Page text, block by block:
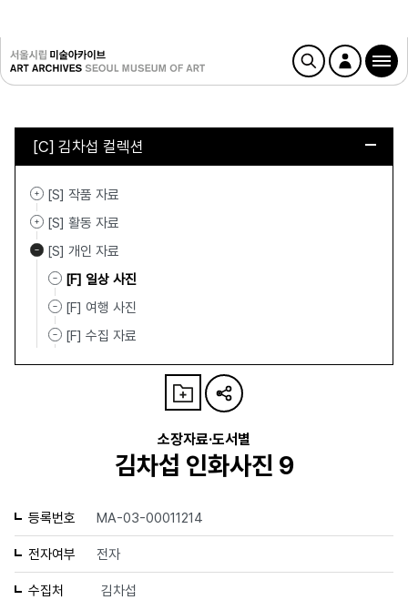
[C] 김차섭 컬렉션
[S] 작품 자료
[S] 활동 자료
[S] 개인 자료
[F] 일상 사진
[F] 여행 사진
[F] 수집 자료
소장자료·도서별
김차섭 인화사진 9
등록번호 MA-03-00011214
전자여부 전자
수집처 김차섭